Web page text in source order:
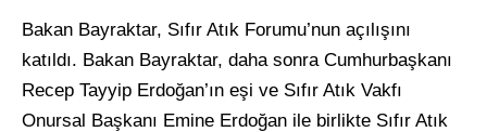
Bakan Bayraktar, Sıfır Atık Forumu’nun açılışını
katıldı. Bakan Bayraktar, daha sonra Cumhurbaşkanı
Recep Tayyip Erdoğan’ın eşi ve Sıfır Atık Vakfı
Onursal Başkanı Emine Erdoğan ile birlikte Sıfır Atık